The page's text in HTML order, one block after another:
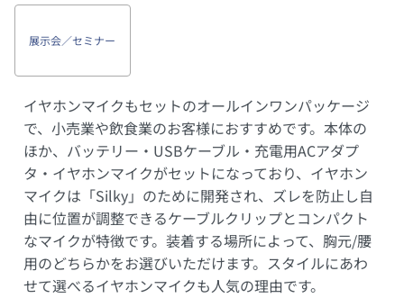
展示会／セミナー
イヤホンマイクもセットのオールインワンパッケージ
で、小売業や飲食業のお客様におすすめです。本体の
ほか、バッテリー・USBケーブル・充電用ACアダプ
タ・イヤホンマイクがセットになっており、イヤホン
マイクは「Silky」のために開発され、ズレを防止し自
由に位置が調整できるケーブルクリップとコンパクト
なマイクが特徴です。装着する場所によって、胸元/腰
用のどちらかをお選びいただけます。スタイルにあわ
せて選べるイヤホンマイクも人気の理由です。